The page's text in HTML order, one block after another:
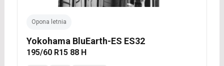
Opona letnia
Yokohama BluEarth-ES ES32
195/60 R15 88 H